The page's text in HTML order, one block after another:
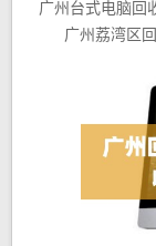
广州台式电脑回
广州荔湾区